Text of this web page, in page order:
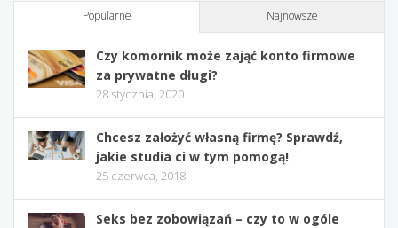
Popularne Najnowsze
Czy komornik może zająć konto firmowe
za prywatne długi?
28 stycznia, 2020
Chcesz założyć własną firmę? Sprawdź,
jakie studia ci w tym pomogą!
25 czerwca, 2018
Seks bez zobowiązań – czy to w ogóle